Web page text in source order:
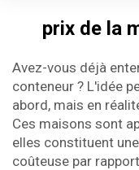
prix de la
Avez-vous déjà
conteneur ? L'idée
abord, mais en
Ces maisons sont
elles constituent
coûteuse par